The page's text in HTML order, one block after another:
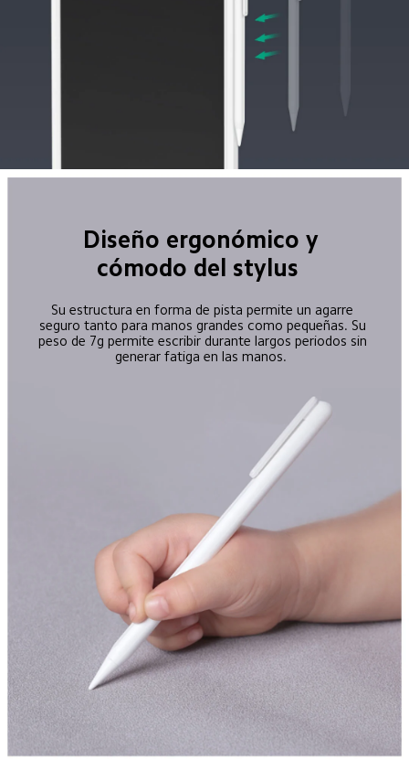
Diseño ergonómico y
cómodo del stylus
Su estructura en forma de pista permite un agarre
seguro tanto para manos grandes como pequeñas. Su
peso de 7g permite escribir durante largos periodos sin
generar fatiga en las manos.